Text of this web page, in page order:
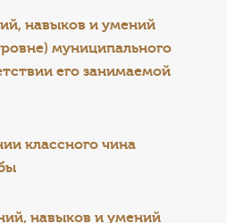
навыков и умений
муниципального
его занимаемой
классного чина
навыков и умений